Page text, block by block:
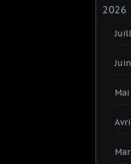
2026
Juin
Mai